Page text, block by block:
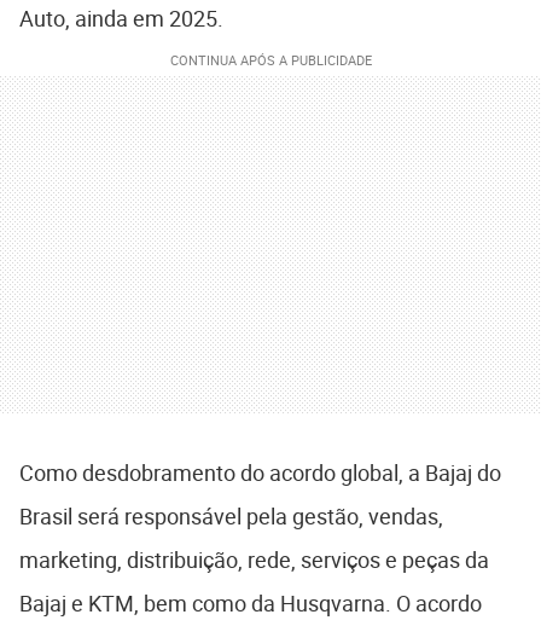
Auto, ainda em 2025.
Como desdobramento do acordo global, a Bajaj do
Brasil será responsável pela gestão, vendas,
marketing, distribuição, rede, serviços e peças da
Bajaj e KTM, bem como da Husqvarna. O acordo